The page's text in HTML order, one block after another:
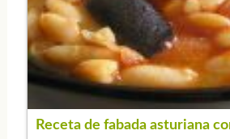
Receta de fabada asturiana